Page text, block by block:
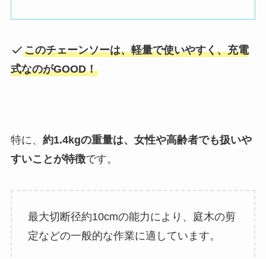
このチェーンソーは、軽量で使いやすく、充電
式なのがGOOD！
特に、 約1.4kgの重量は、女性や高齢者でも扱いや
すいことが特徴です。
最大切断径約10cmの能力により、庭木の剪
定などの一般的な作業に適しています。